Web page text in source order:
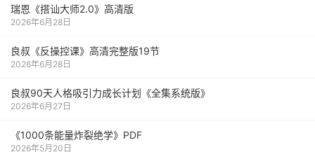
瑞恩《搭讪大师2.0》高清版
2026年6月28日
良叔《反操控课》高清完整版19节
2026年6月28日
良叔90天人格吸引力成长计划《全集系统版》
2026年6月27日
《1000‮能条‬‎量‮裂炸‬‎绝学》PDF
2026年5月20日